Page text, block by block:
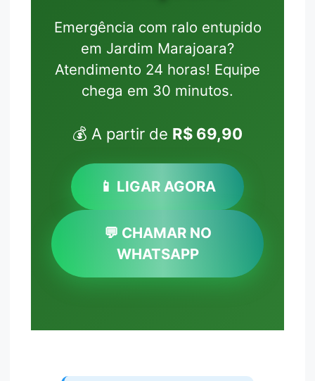
Emergência com ralo entupido
em Jardim Marajoara?
Atendimento 24 horas! Equipe
chega em 30 minutos.
💰 A partir de R$ 69,90
📱 LIGAR AGORA
💬 CHAMAR NO
WHATSAPP